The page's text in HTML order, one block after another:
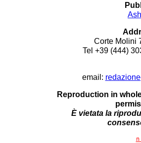
Corte Molini
Tel +39 (444)
email:
Reproduction in
È vietata la